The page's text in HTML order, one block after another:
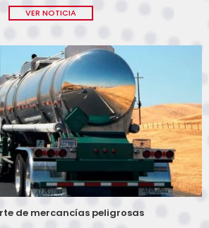
VER NOTICIA
de mercancías peligrosas